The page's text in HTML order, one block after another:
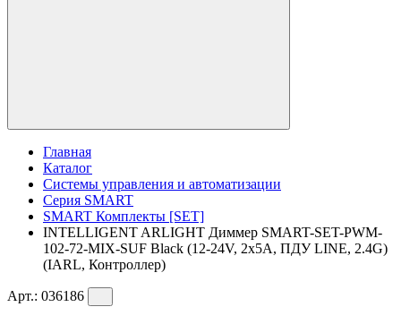
Главная
Каталог
Системы управления и автоматизации
Серия SMART
SMART Комплекты [SET]
INTELLIGENT ARLIGHT Диммер SMART-SET-PWM-
102-72-MIX-SUF Black (12-24V, 2x5A, ПДУ LINE, 2.4G)
(IARL, Контроллер)
Арт.: 036186